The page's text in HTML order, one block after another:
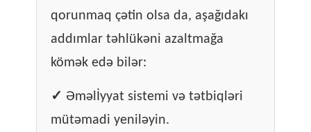
qorunmaq çətin olsa da, aşağıdakı
addımlar təhlükəni azaltmağa
kömək edə bilər:
✓ Əməlİyyat sistemi və tətbiqləri
mütəmadi yeniləyin.